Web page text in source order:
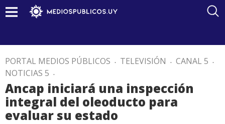
PORTAL MEDIOS PÚBLICOS . TELEVISIÓN . CANAL 5 .
NOTICIAS 5 .
Ancap iniciará una inspección
integral del oleoducto para
evaluar su estado